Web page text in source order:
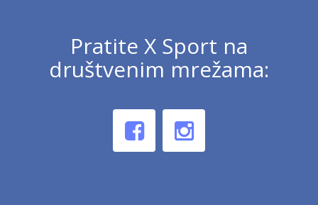
Pratite X Sport na
društvenim mrežama: